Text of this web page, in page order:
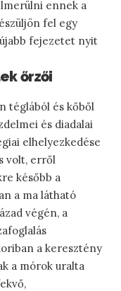
ennek a
fel egy
fejezetet nyit
őrzői
téglából és kőből
és diadalai
elhelyezkedése
volt, erről
később a
a ma látható
végén, a
a keresztény
a mórok uralta